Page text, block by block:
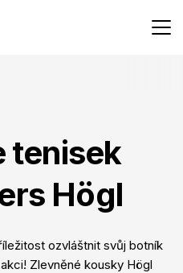
tenisek
Högl
ozvláštnit svůj botník
Zlevněné kousky Högl